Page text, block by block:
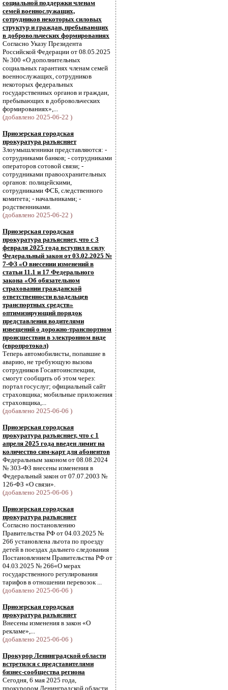
социальной поддержки членам
семей военнослужащих,
сотрудников некоторых силовых
структур и граждан, пребывающих
в добровольческих формированиях
Согласно Указу Президента
Российской Федерации от 08.05.2025
№ 300 «О дополнительных
социальных гарантиях членам семей
военнослужащих, сотрудников
некоторых федеральных
государственных органов и граждан,
пребывающих в добровольческих
формированиях»,...
(добавлено 2025-06-22 )
Приозерская городская
прокуратура разъясняет
Злоумышленники представляются: -
сотрудниками банков; - сотрудниками
операторов сотовой связи; -
сотрудниками правоохранительных
органов: полицейскими,
сотрудниками ФСБ, следственного
комитета; - начальниками; -
родственниками.
(добавлено 2025-06-22 )
Приозерская городская
прокуратура разъясняет, что с 3
февраля 2025 года вступил в силу
Федеральный закон от 03.02.2025 №
7-ФЗ «О внесении изменений в
статьи 11.1 и 17 Федерального
закона «Об обязательном
страховании гражданской
ответственности владельцев
транспортных средств»
оптимизирующий порядок
представления водителями
извещений о дорожно-транспортном
происшествии в электронном виде
(европротокол)
Теперь автомобилисты, попавшие в
аварию, не требующую вызова
сотрудников Госавтоинспекции,
смогут сообщить об этом через:
портал госуслуг; официальный сайт
страховщика; мобильные приложения
страховщика,...
(добавлено 2025-06-06 )
Приозерская городская
прокуратура разъясняет, что с 1
апреля 2025 года введен лимит на
количество сим-карт для абонентов
Федеральным законом от 08.08.2024
№ 303-ФЗ внесены изменения в
Федеральный закон от 07.07.2003 №
126-ФЗ «О связи».
(добавлено 2025-06-06 )
Приозерская городская
прокуратура разъясняет
Согласно постановлению
Правительства РФ от 04.03.2025 №
266 установлена льгота по проезду
детей в поездах дальнего следования
Постановлением Правительства РФ от
04.03.2025 № 266«О мерах
государственного регулирования
тарифов в отношении перевозок ...
(добавлено 2025-06-06 )
Приозерская городская
прокуратура разъясняет
Внесены изменения в закон «О
рекламе»,...
(добавлено 2025-06-06 )
Прокурор Ленинградской области
встретился с представителями
бизнес-сообщества региона
Сегодня, 6 мая 2025 года,
прокурором Ленинградской области